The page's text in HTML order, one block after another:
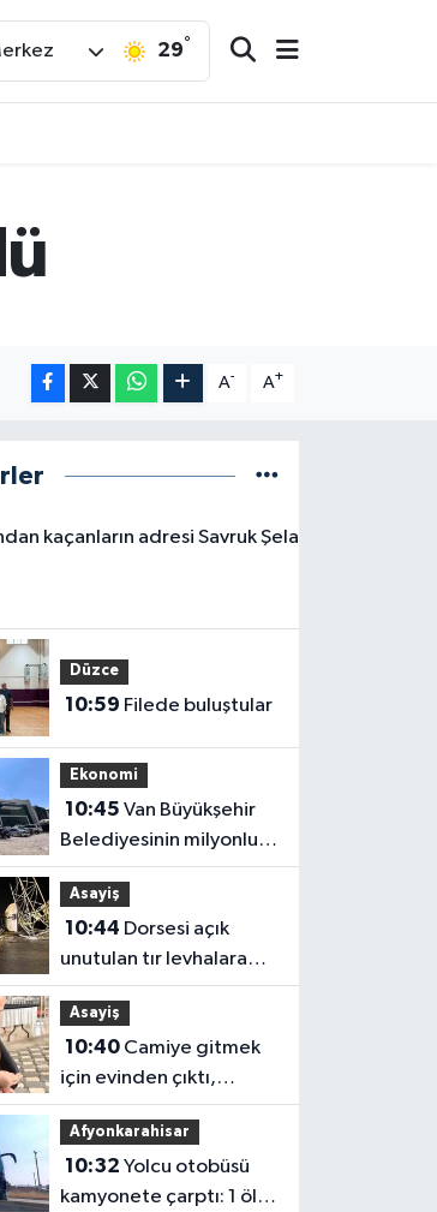
29°
A- A+
Düzce
10:59 Filede buluştular
Ekonomi
10:45
Belediyesinin milyonluk
yatırımı yılan hikayesine
döndü
Asayiş
10:44
unutulan tır levhalara
çarparak devrildi
Asayiş
10:40Camiye gitmek
için evinden çıktı,
motosiklet çarpması
sonucu öldü
Afyonkarahisar
10:32
kamyonete çarptı: 1 ölü,